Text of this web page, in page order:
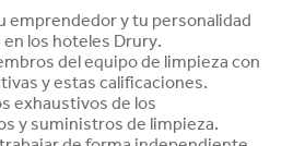
emprendedor y tu personalidad
en los hoteles Drury.
del equipo de limpieza con
y estas calificaciones.
exhaustivos de los
y suministros de limpieza.